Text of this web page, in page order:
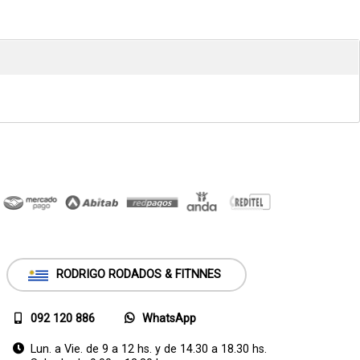
RODRIGO RODADOS & FITNNES
092 120 886 WhatsApp
Lun. a Vie. de 9 a 12 hs. y de 14.30 a 18.30 hs.